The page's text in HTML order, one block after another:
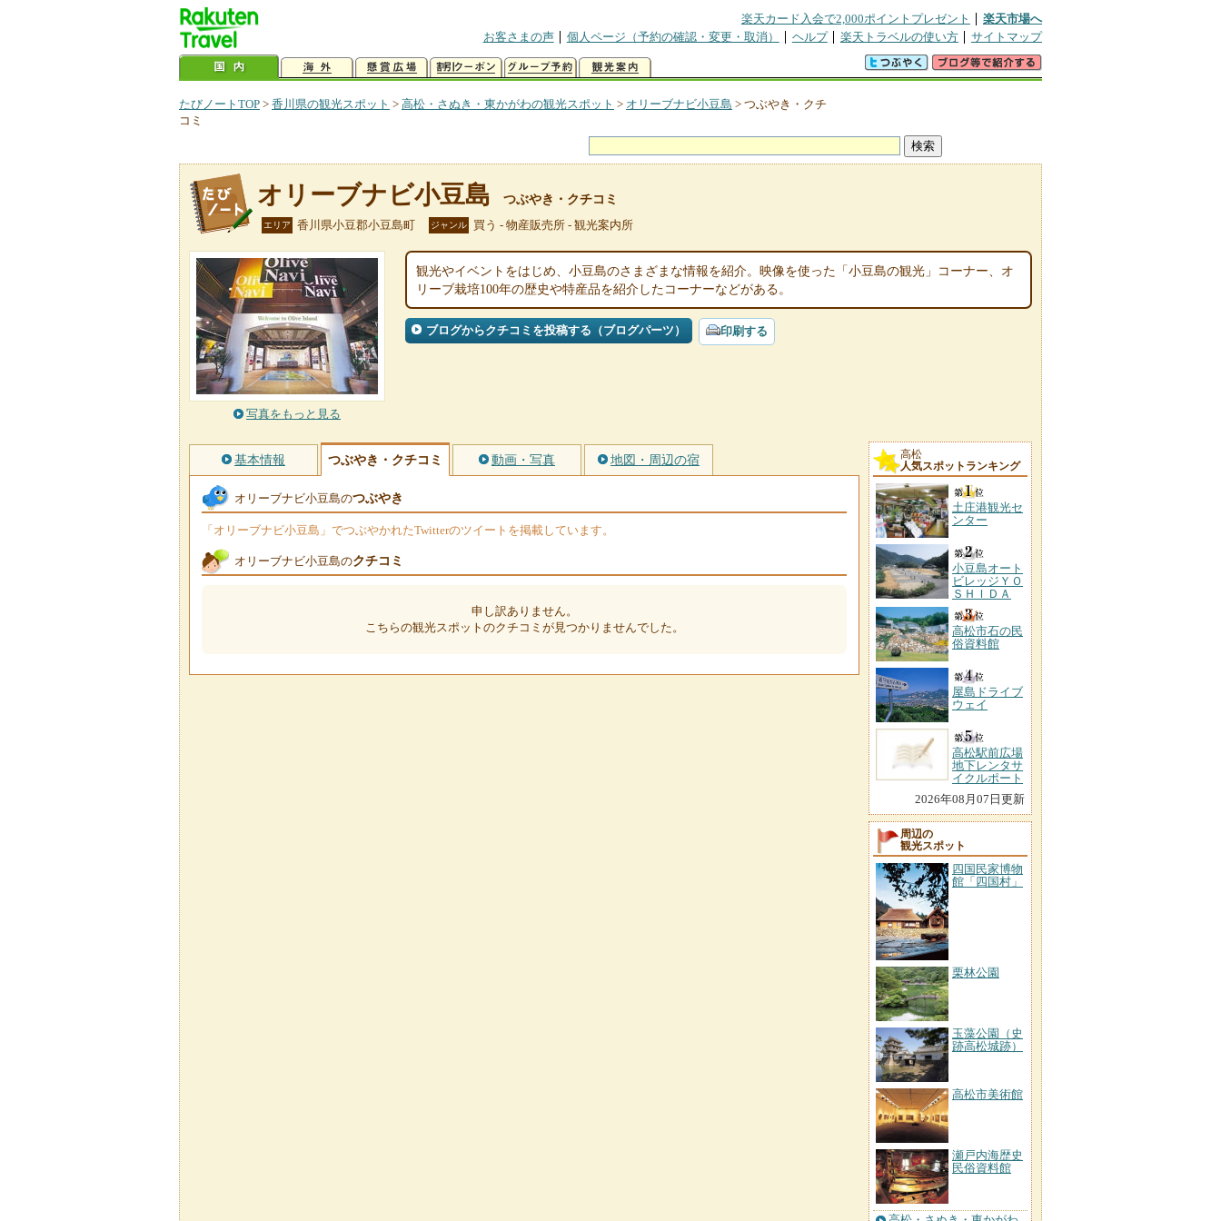
楽天カード入会で2,000ポイントプレゼント
楽天市場へ
お客さまの声
個人ページ（予約の確認・変更・取消） ヘルプ 楽天トラベルの使い方 サイトマップ
たびノートTOP > 香川県の観光スポット > 高松・さぬき・東かがわの観光スポット > オリーブナビ小豆島 > つぶやき・クチ
コミ
オリーブナビ小豆島 つぶやき・クチコミ
エリア 香川県小豆郡小豆島町 ジャンル 買う - 物産販売所 - 観光案内所
写真をもっと見る
観光やイベントをはじめ、小豆島のさまざまな情報を紹介。映像を使った「小豆島の観光」コーナー、オ
リーブ栽培100年の歴史や特産品を紹介したコーナーなどがある。
ブログからクチコミを投稿する（ブログパーツ） 印刷する
基本情報 つぶやき・クチコミ 動画・写真 地図・周辺の宿
オリーブナビ小豆島のつぶやき
「オリーブナビ小豆島」でつぶやかれたTwitterのツイートを掲載しています。
オリーブナビ小豆島のクチコミ
申し訳ありません。
こちらの観光スポットのクチコミが見つかりませんでした。
高松
人気スポットランキング
土庄港観光セ
ンター
小豆島オート
ビレッジＹＯ
ＳＨＩＤＡ
高松市石の民
俗資料館
屋島ドライブ
ウェイ
高松駅前広場
地下レンタサ
イクルポート
2026年08月07日更新
周辺の
観光スポット
四国民家博物
館「四国村」
栗林公園
玉藻公園（史
跡高松城跡）
高松市美術館
瀬戸内海歴史
民俗資料館